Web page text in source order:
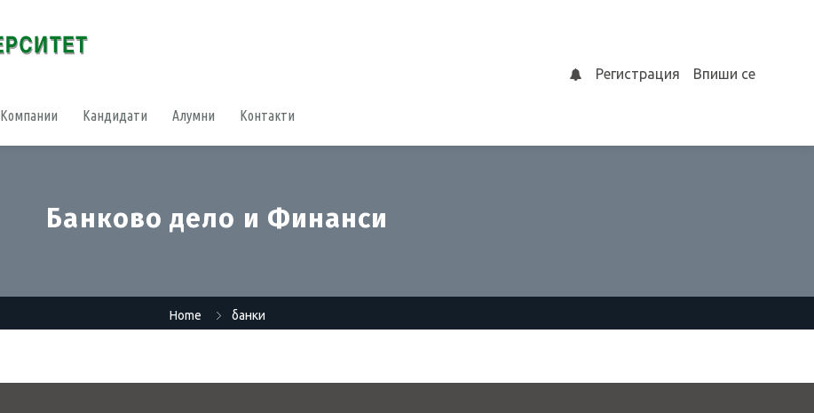
Компании Кандидати Алумни Контакти
Регистрация Впиши се
Банково дело и Финанси
Home банки